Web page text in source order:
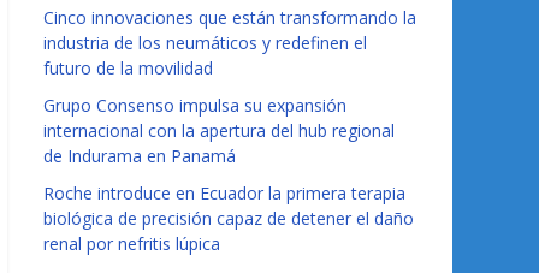
Cinco innovaciones que están transformando la
industria de los neumáticos y redefinen el
futuro de la movilidad
Grupo Consenso impulsa su expansión
internacional con la apertura del hub regional
de Indurama en Panamá
Roche introduce en Ecuador la primera terapia
biológica de precisión capaz de detener el daño
renal por nefritis lúpica